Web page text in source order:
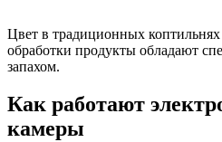
Цвет в традиционных коптильнях
обработки продукты обладают
запахом.
Как работают
камеры